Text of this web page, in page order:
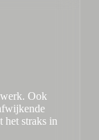
Ook
het straks in